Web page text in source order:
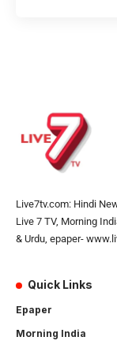
Live7tv.com: Hindi
Live 7 TV, Morning
& Urdu, epaper-
Quick Links
Epaper
Morning India